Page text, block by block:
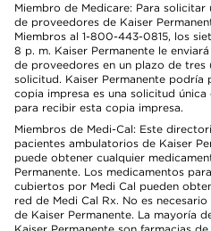
Miembro de Medicare: Para
de proveedores de Kaiser
Miembros al 1-800-443-0815, los
8 p. m. Kaiser Permanente le
de proveedores en un plazo de tres
solicitud. Kaiser Permanente podría
copia impresa es una solicitud
para recibir esta copia impresa.
Miembros de Medi-Cal: Este
pacientes ambulatorios de Kaiser
puede obtener cualquier
Permanente. Los medicamentos
cubiertos por Medi Cal pueden
red de Medi Cal Rx. No es
de Kaiser Permanente. La mayoría